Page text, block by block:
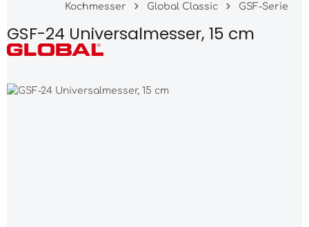
Kochmesser Global Classic GSF-Serie
GSF-24 Universalmesser, 15 cm
Bildergalerie überspringen